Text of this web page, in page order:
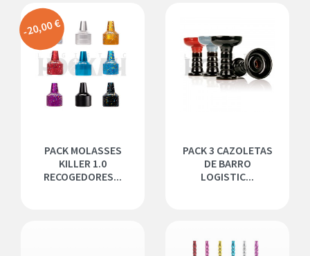
PACK MOLASSES
KILLER 1.0
RECOGEDORES...
-20,00 €
PACK 3 CAZOLETAS
DE BARRO
LOGISTIC...